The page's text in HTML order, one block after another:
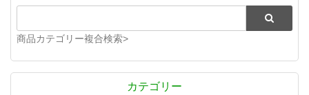
商品カテゴリー複合検索>
カテゴリー